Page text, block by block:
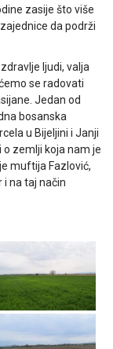
zasije što više
da podrži
ljudi, valja
se radovati
Jedan od
bosanska
u Bijeljini i Janji
zemlji koja nam je
muftija Fazlović,
i na taj način